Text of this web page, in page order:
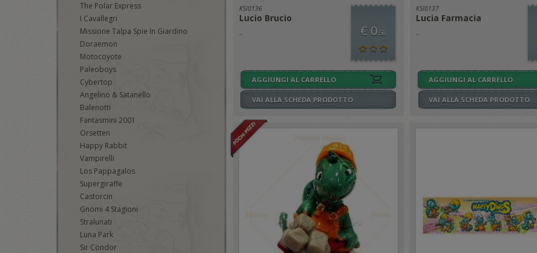
The Polar Express
I Cavallegri
Missione Talpa Spie In Giardino
Doraemon
Motocoyote
Paleoboys
Cybertop
Angelino & Satanello
Balenotti
Fantasmini 2001
Orsetten
Happy Rabbit
Vampirelli
Los Pappagalos
Supergiraffe
Castorcin
Gnomi 4 Stagioni
Stralunati
Luna Park
Sir Condor
KSI0136
Lucio Brucio
.. € 0,50
AGGIUNGI AL CARRELLO
VAI ALLA SCHEDA PRODOTTO
KSI0137
Lucia Farmacia
..
AGGIUNGI AL CARRELLO
VAI ALLA SCHEDA PRODOTTO